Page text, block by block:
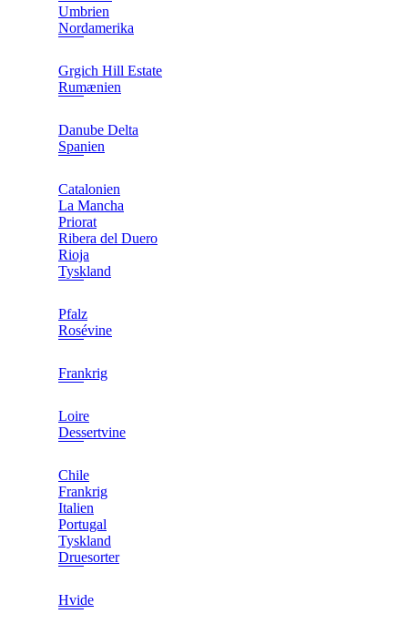
Umbrien
Nordamerika
Grgich Hill Estate
Rumænien
Danube Delta
Spanien
Catalonien
La Mancha
Priorat
Ribera del Duero
Rioja
Tyskland
Pfalz
Rosévine
Frankrig
Loire
Dessertvine
Chile
Frankrig
Italien
Portugal
Tyskland
Druesorter
Hvide